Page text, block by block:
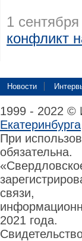
1
конфликт
Новости
1999 - 2022 ©
Екатеринбурга
При
обязательна.
связи,
2021 года.